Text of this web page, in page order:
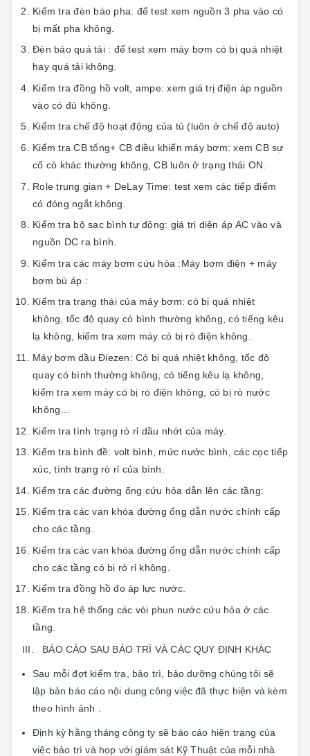
Kiểm tra đèn báo pha: để test xem nguồn 3 pha vào có
bị mất pha không.
Đèn báo quá tải : để test xem máy bơm có bị quá nhiệt
hay quá tải không.
Kiểm tra đồng hồ volt, ampe: xem giá trị điện áp nguồn
vào có đủ không.
Kiểm tra chế độ hoạt động của tủ (luôn ở chế độ auto)
Kiểm tra CB tổng+ CB điều khiển máy bơm: xem CB sự
cố có khác thường không, CB luôn ở trạng thái ON.
Role trung gian + DeLay Time: test xem các tiếp điểm
có đóng ngắt không.
Kiểm tra bộ sạc bình tự động: giá trị diện áp AC vào và
nguồn DC ra bình.
Kiểm tra các máy bơm cứu hỏa :Máy bơm điện + máy
bơm bù áp :
Kiểm tra trạng thái của máy bơm: có bị quá nhiệt
không, tốc độ quay có bình thường không, có tiếng kêu
lạ không, kiểm tra xem máy có bị rò điện không.
Máy bơm dầu Điezen: Có bị quá nhiệt không, tốc độ
quay có bình thường không, có tiếng kêu lạ không,
kiểm tra xem máy có bị rò điện không, có bị rò nước
không…
Kiểm tra tình trạng rò rỉ dầu nhớt của máy.
Kiểm tra bình đề: volt bình, mức nước bình, các cọc tiếp
xúc, tình trạng rò rỉ của bình.
Kiểm tra các đường ống cứu hỏa dẫn lên các tầng:
Kiểm tra các van khóa đường ống dẫn nước chính cấp
cho các tầng.
Kiểm tra các van khóa đường ống dẫn nước chính cấp
cho các tầng có bị rò rỉ không.
Kiểm tra đồng hồ đo áp lực nước.
Kiểm tra hệ thống các vòi phun nước cứu hỏa ở các
tầng.
III. BÁO CÁO SAU BẢO TRÌ VÀ CÁC QUY ĐỊNH KHÁC
Sau mỗi đợt kiểm tra, bảo trì, bảo dưỡng chúng tôi sẽ
lập bản báo cáo nội dung công việc đã thực hiện và kèm
theo hình ảnh .
Định kỳ hằng tháng công ty sẽ báo cáo hiện trạng của
việc bảo trì và họp với giám sát Kỹ Thuật của mỗi nhà